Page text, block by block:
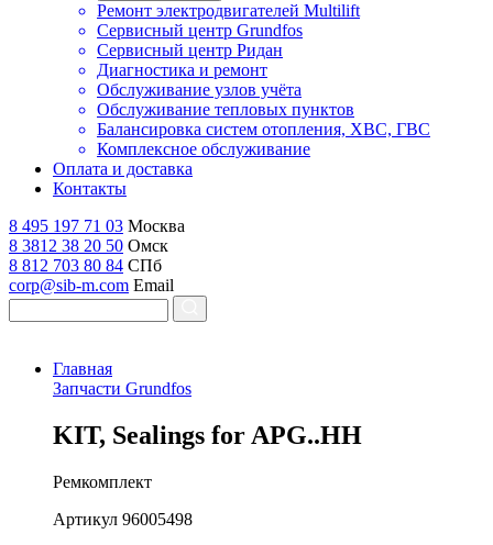
Ремонт электродвигателей Multilift
Сервисный центр Grundfos
Сервисный центр Ридан
Диагностика и ремонт
Обслуживание узлов учёта
Обслуживание тепловых пунктов
Балансировка систем отопления, ХВС, ГВС
Комплексное обслуживание
Оплата и доставка
Контакты
8 495 197 71 03 Москва
8 3812 38 20 50 Омск
8 812 703 80 84 СПб
corp@sib-m.com Email
Главная
Запчасти Grundfos
KIT, Sealings for APG..HH
Ремкомплект
Артикул 96005498